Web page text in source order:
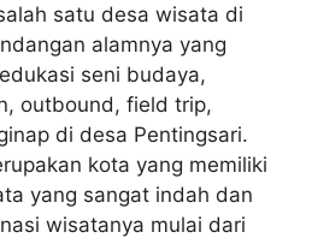
satu desa wisata di
alamnya yang
seni budaya,
outbound, field trip,
di desa Pentingsari.
kota yang memiliki
yang sangat indah dan
wisatanya mulai dari